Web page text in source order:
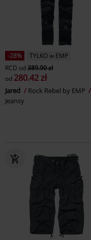
-28%
TYLKO w EMP
RCD od 389.90 zł
od 280.42 zł
Jared
Rock Rebel by EMP
Jeansy